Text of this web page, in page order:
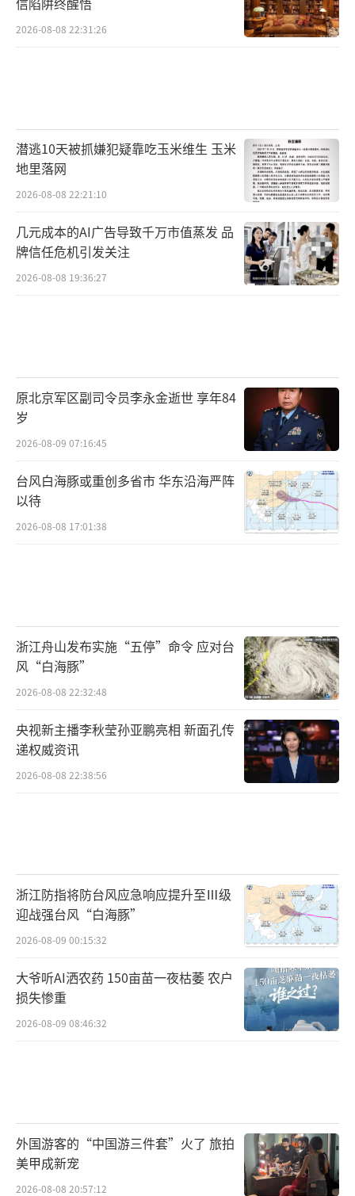
2026-08-08 22:31:26
潜逃10天被抓嫌犯疑靠吃玉米维生 玉米
地里落网
2026-08-08 22:21:10
几元成本的AI广告导致千万市值蒸发 品
牌信任危机引发关注
2026-08-08 19:36:27
原北京军区副司令员李永金逝世 享年84
岁
2026-08-09 07:16:45
台风白海豚或重创多省市 华东沿海严阵
以待
2026-08-08 17:01:38
浙江舟山发布实施“五停”命令 应对台
风“白海豚”
2026-08-08 22:32:48
央视新主播李秋莹孙亚鹏亮相 新面孔传
递权威资讯
2026-08-08 22:38:56
浙江防指将防台风应急响应提升至Ⅲ级
迎战强台风“白海豚”
2026-08-09 00:15:32
大爷听AI洒农药 150亩苗一夜枯萎 农户
损失惨重
2026-08-09 08:46:32
外国游客的“中国游三件套”火了 旅拍
美甲成新宠
2026-08-08 20:57:12